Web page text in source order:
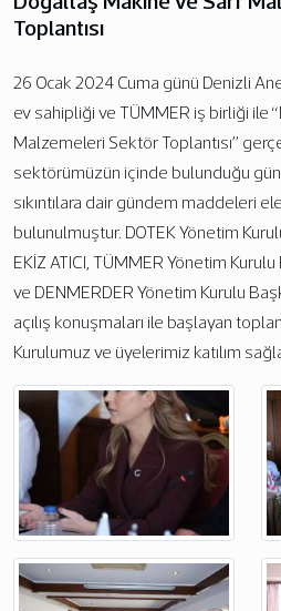
Toplantısı
26 Ocak 2024 Cuma günü Denizli
ev sahipliği ve TÜMMER iş birliği ile
Malzemeleri Sektör Toplantısı”
sektörümüzün içinde bulunduğu
sıkıntılara dair gündem maddeleri
bulunulmuştur. DOTEK Yönetim
EKİZ ATICI, TÜMMER Yönetim
ve DENMERDER Yönetim Kurulu
açılış konuşmaları ile başlayan
Kurulumuz ve üyelerimiz katılım